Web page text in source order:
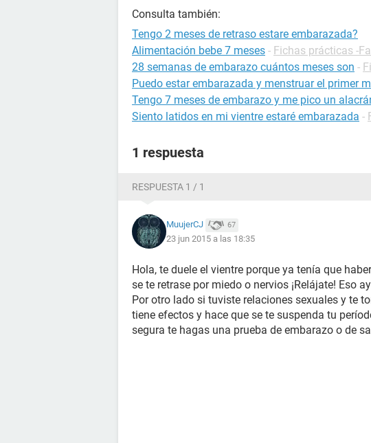
Consulta también:
Tengo 2 meses de retraso estare embarazada?
Alimentación bebe 7 meses - Fichas prácticas -
28 semanas de embarazo cuántos meses son -
Puedo estar embarazada y menstruar el primer
Tengo 7 meses de embarazo y me pico un
Siento latidos en mi vientre estaré embarazada -
1 respuesta
RESPUESTA 1 / 1
MuujerCJ 67
23 jun 2015 a las 18:35
Hola, te duele el vientre porque ya tenía que
se te retrase por miedo o nervios ¡Relájate! Eso
Por otro lado si tuviste relaciones sexuales y te
tiene efectos y hace que se te suspenda tu
segura te hagas una prueba de embarazo o de